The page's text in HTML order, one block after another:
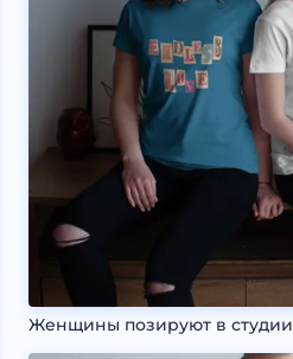
Женщины позируют в студии